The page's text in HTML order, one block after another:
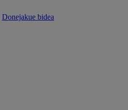
Donejakue bidea